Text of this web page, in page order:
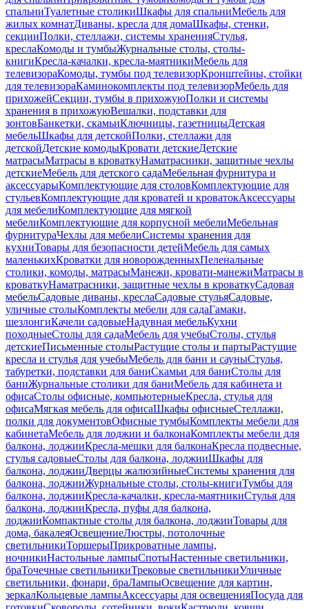
спальниТуалетные столикиШкафы для спальниМебель для
жилых комнатДиваны, кресла для домаШкафы, стенки,
секцииПолки, стеллажи, системы храненияСтулья,
креслаКомоды и тумбыЖурнальные столы, столы-
книгиКресла-качалки, кресла-маятникиМебель для
телевизораКомоды, тумбы под телевизорКронштейны, стойки
для телевизораКаминокомплекты под телевизорМебель для
прихожейСекции, тумбы в прихожуюПолки и системы
хранения в прихожуюВешалки, подставки для
зонтовБанкетки, скамьиКлючницы, газетницыДетская
мебельШкафы для детскойПолки, стеллажи для
детскойДетские комодыКровати детскиеДетские
матрасыМатрасы в кроваткуНаматрасники, защитные чехлы
детскиеМебель для детского садаМебельная фурнитура и
аксессуарыКомплектующие для столовКомплектующие для
стульевКомплектующие для кроватей и кроватокАксессуары
для мебелиКомплектующие для мягкой
мебелиКомплектующие для корпусной мебелиМебельная
фурнитураЧехлы для мебелиСистемы хранения для
кухниТовары для безопасности детейМебель для самых
маленькихКроватки для новорожденныхПеленальные
столики, комоды, матрасыМанежи, кровати-манежиМатрасы в
кроваткуНаматрасники, защитные чехлы в кроваткуСадовая
мебельСадовые диваны, креслаСадовые стульяСадовые,
уличные столыКомплекты мебели для садаГамаки,
шезлонгиКачели садовыеНадувная мебельКухни
походныеСтолы для садаМебель для учебыСтолы, стулья
детскиеПисьменные столыРастущие столы и партыРастущие
кресла и стулья для учебыМебель для бани и сауныСтулья,
табуретки, подставки для баниСкамьи для баниСтолы для
баниЖурнальные столики для баниМебель для кабинета и
офисаСтолы офисные, компьютерныеКресла, стулья для
офисаМягкая мебель для офисаШкафы офисныеСтеллажи,
полки для документовОфисные тумбыКомплекты мебели для
кабинетаМебель для лоджии и балконаКомплекты мебели для
балкона, лоджииКресла-мешки для балконаКресла подвесные,
стулья садовыеСтолы для балкона, лоджииШкафы для
балкона, лоджииДверцы жалюзийныеСистемы хранения для
балкона, лоджииЖурнальные столы, столы-книгиТумбы для
балкона, лоджииКресла-качалки, кресла-маятникиСтулья для
балкона, лоджииКресла, пуфы для балкона,
лоджииКомпактные столы для балкона, лоджииТовары для
дома, бакалеяОсвещениеЛюстры, потолочные
светильникиТоршерыПрикроватные лампы,
ночникиНастольные лампыСпотыНастенные светильники,
браТочечные светильникиТрековые светильникиУличные
светильники, фонари, браЛампыОсвещение для картин,
зеркалКольцевые лампыАксессуары для освещенияПосуда для